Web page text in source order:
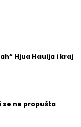
Hjua Hauija i kraj
se ne propušta